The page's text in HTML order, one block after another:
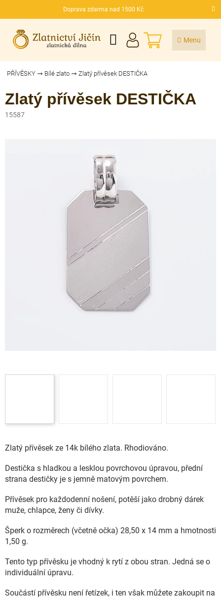
Doprava zdarma nad 1500 Kč
CZK
NÁKUPNÍ
KOŠÍK
PŘÍVĚSKY Bílé zlato Zlatý přívěsek DESTIČKA
Zlatý přívěsek DESTIČKA
15587
Zlatý přívěsek ze 14k bílého zlata. Rhodiováno.
Destička s hladkou a lesklou povrchovou úpravou, přední
strana destičky je s jemně matovým povrchem.
Přívěsek pro každodenní nošení, potěší jako drobný dárek
muže, chlapce, ženy či dívky.
Šperk o rozměrech (včetně očka) 28,50 x 14 mm a hmotnosti
1,50 g.
Tento typ přívěsku je vhodný k rytí z obou stran. Jedná se o
individuální úpravu.
Součástí přívěsku není řetízek, i ten však můžete zakoupit na